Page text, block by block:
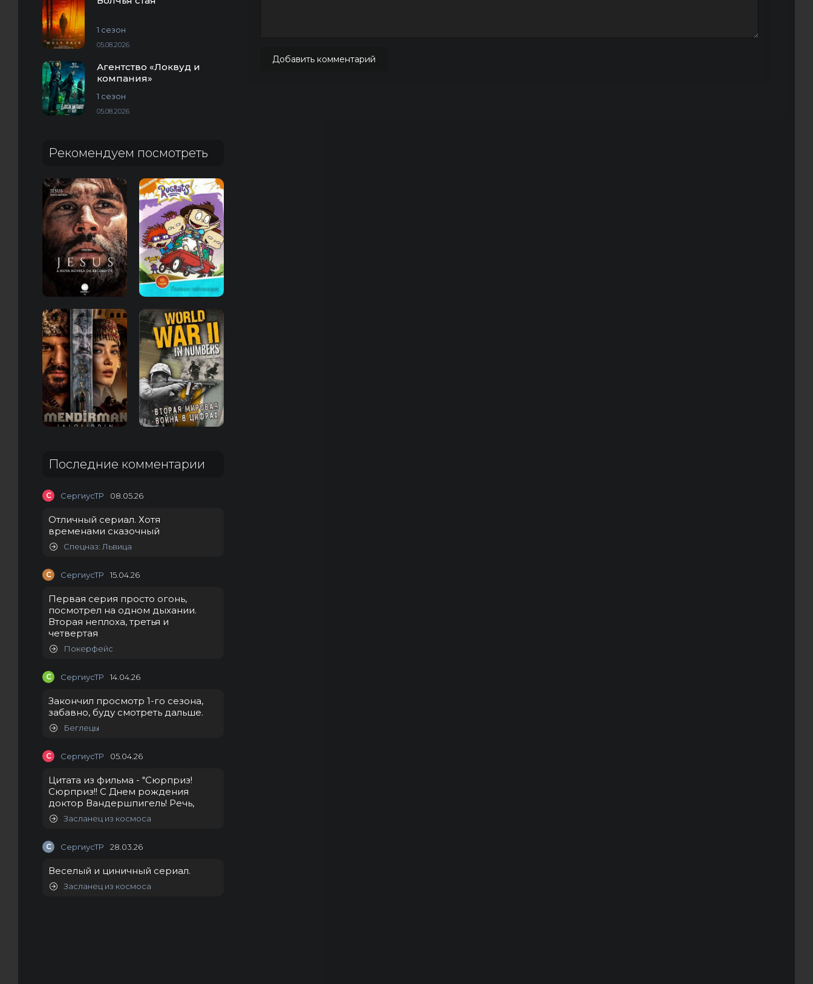
1 сезон
05.08.2026
Агентство «Локвуд и
компания»
1 сезон
05.08.2026
Рекомендуем посмотреть
Последние комментарии
С СергиусТР 08.05.26
Отличный сериал. Хотя
временами сказочный
Спецназ: Львица
С СергиусТР 15.04.26
Первая серия просто огонь,
посмотрел на одном дыхании.
Вторая неплоха, третья и
четвертая
Покерфейс
С СергиусТР 14.04.26
Закончил просмотр 1-го сезона,
забавно, буду смотреть дальше.
Беглецы
С СергиусТР 05.04.26
Цитата из фильма - "Сюрприз!
Сюрприз!! С Днем рождения
доктор Вандершпигель! Речь,
Засланец из космоса
С СергиусТР 28.03.26
Веселый и циничный сериал.
Засланец из космоса
Добавить комментарий